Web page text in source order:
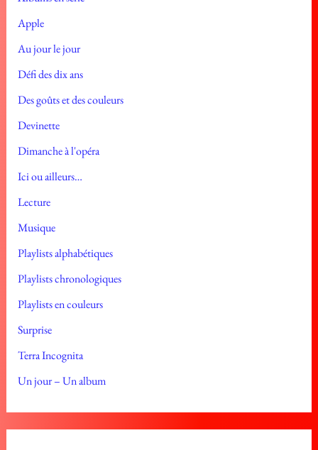
Apple
Au jour le jour
Défi des dix ans
Des goûts et des couleurs
Devinette
Dimanche à l'opéra
Ici ou ailleurs…
Lecture
Musique
Playlists alphabétiques
Playlists chronologiques
Playlists en couleurs
Surprise
Terra Incognita
Un jour – Un album